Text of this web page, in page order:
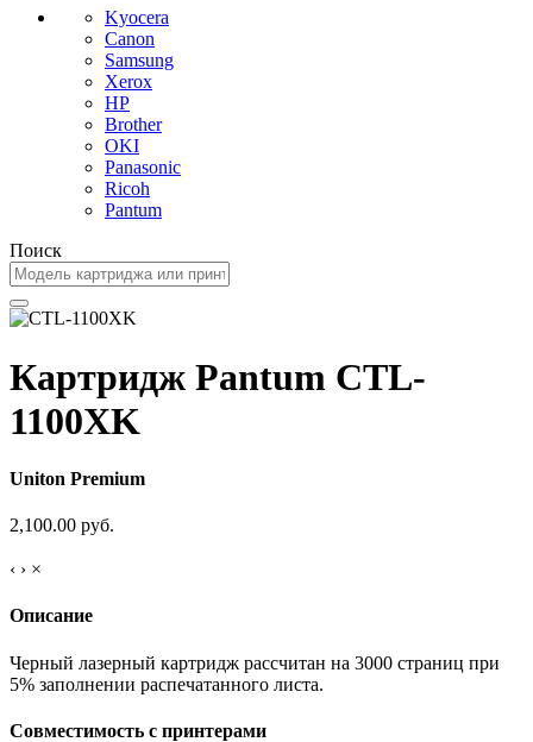
Kyocera
Canon
Samsung
Xerox
HP
Brother
OKI
Panasonic
Ricoh
Pantum
Поиск
Картридж Pantum CTL-
1100XK
Uniton Premium
2,100.00 руб.
‹ › ×
Описание
Черный лазерный картридж рассчитан на 3000 страниц при
5% заполнении распечатанного листа.
Совместимость с принтерами